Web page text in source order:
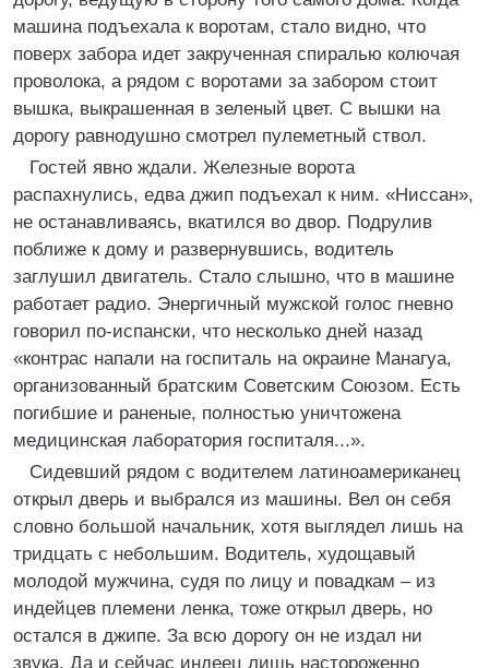
машина подъехала к воротам, стало видно, что
поверх забора идет закрученная спиралью колючая
проволока, а рядом с воротами за забором стоит
вышка, выкрашенная в зеленый цвет. С вышки на
дорогу равнодушно смотрел пулеметный ствол.
Гостей явно ждали. Железные ворота
распахнулись, едва джип подъехал к ним. «Ниссан»,
не останавливаясь, вкатился во двор. Подрулив
поближе к дому и развернувшись, водитель
заглушил двигатель. Стало слышно, что в машине
работает радио. Энергичный мужской голос гневно
говорил по-испански, что несколько дней назад
«контрас напали на госпиталь на окраине Манагуа,
организованный братским Советским Союзом. Есть
погибшие и раненые, полностью уничтожена
медицинская лаборатория госпиталя...».
Сидевший рядом с водителем латиноамериканец
открыл дверь и выбрался из машины. Вел он себя
словно большой начальник, хотя выглядел лишь на
тридцать с небольшим. Водитель, худощавый
молодой мужчина, судя по лицу и повадкам – из
индейцев племени ленка, тоже открыл дверь, но
остался в джипе. За всю дорогу он не издал ни
звука. Да и сейчас индеец лишь настороженно